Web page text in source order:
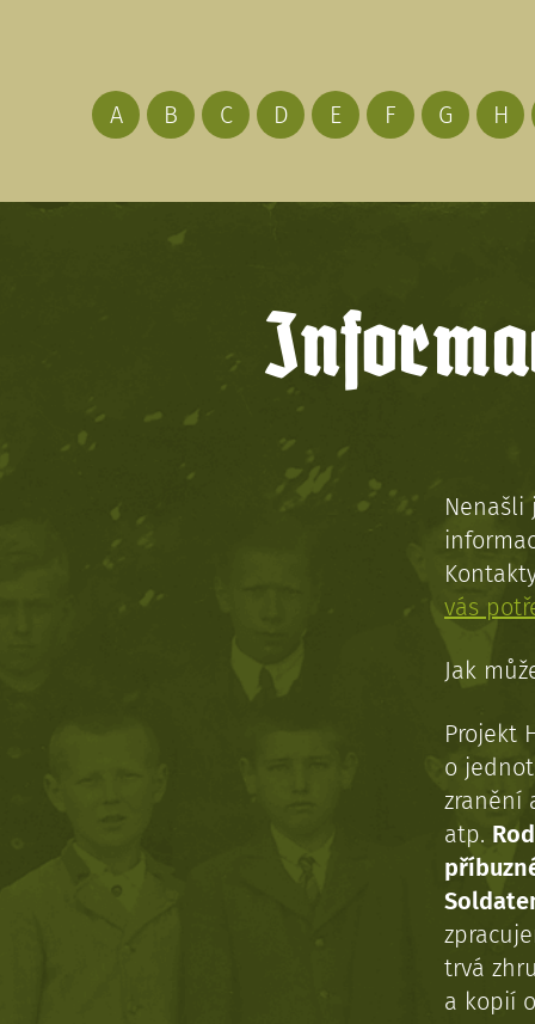
A B C D E F G H
Nenašli
vás
Jak
Projekt
o
zranění
atp.
trvá
a kopií